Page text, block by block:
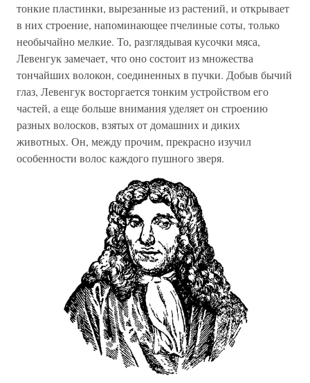
тонкие пластинки, вырезанные из растений, и открывает
в них строение, напоминающее пчелиные соты, только
необычайно мелкие. То, разглядывая кусочки мяса,
Левенгук замечает, что оно состоит из множества
тончайших волокон, соединенных в пучки. Добыв бычий
глаз, Левенгук восторгается тонким устройством его
частей, а еще больше внимания уделяет он строению
разных волосков, взятых от домашних и диких
животных. Он, между прочим, прекрасно изучил
особенности волос каждого пушного зверя.